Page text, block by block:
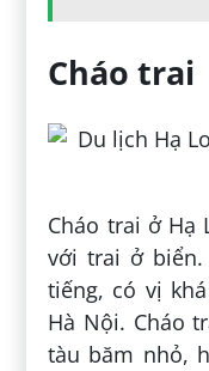
Cháo trai
Cháo trai ở Hạ
với trai ở
tiếng, có vị
Hà Nội. Cháo
tàu băm nhỏ,